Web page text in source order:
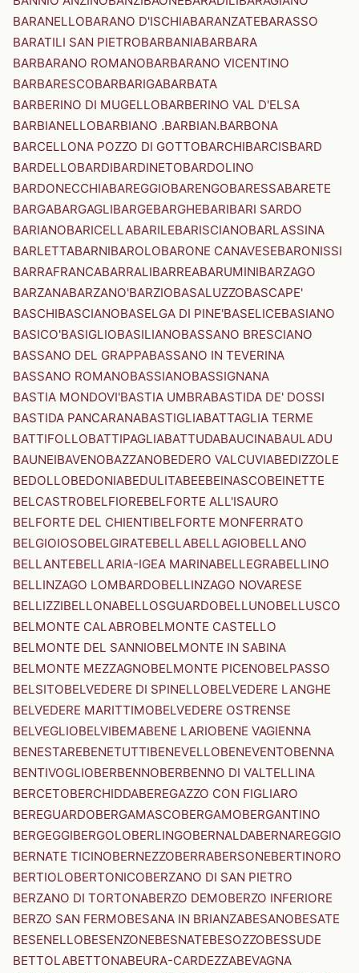
BARANELLOBARANO D'ISCHIABARANZATEBARASSO
BARATILI SAN PIETROBARBANIABARBARA
BARBARANO ROMANOBARBARANO VICENTINO
BARBARESCOBARBARIGABARBATA
BARBERINO DI MUGELLOBARBERINO VAL D'ELSA
BARBIANELLOBARBIANO .BARBIAN.BARBONA
BARCELLONA POZZO DI GOTTOBARCHIBARCISBARD
BARDELLOBARDIBARDINETOBARDOLINO
BARDONECCHIABAREGGIOBARENGOBARESSABARETE
BARGABARGAGLIBARGEBARGHEBARIBARI SARDO
BARIANOBARICELLABARILEBARISCIANOBARLASSINA
BARLETTABARNIBAROLOBARONE CANAVESEBARONISSI
BARRAFRANCABARRALIBARREABARUMINIBARZAGO
BARZANABARZANO'BARZIOBASALUZZOBASCAPE'
BASCHIBASCIANOBASELGA DI PINE'BASELICEBASIANO
BASICO'BASIGLIOBASILIANOBASSANO BRESCIANO
BASSANO DEL GRAPPABASSANO IN TEVERINA
BASSANO ROMANOBASSIANOBASSIGNANA
BASTIA MONDOVI'BASTIA UMBRABASTIDA DE' DOSSI
BASTIDA PANCARANABASTIGLIABATTAGLIA TERME
BATTIFOLLOBATTIPAGLIABATTUDABAUCINABAULADU
BAUNEIBAVENOBAZZANOBEDERO VALCUVIABEDIZZOLE
BEDOLLOBEDONIABEDULITABEEBEINASCOBEINETTE
BELCASTROBELFIOREBELFORTE ALL'ISAURO
BELFORTE DEL CHIENTIBELFORTE MONFERRATO
BELGIOIOSOBELGIRATEBELLABELLAGIOBELLANO
BELLANTEBELLARIA-IGEA MARINABELLEGRABELLINO
BELLINZAGO LOMBARDOBELLINZAGO NOVARESE
BELLIZZIBELLONABELLOSGUARDOBELLUNOBELLUSCO
BELMONTE CALABROBELMONTE CASTELLO
BELMONTE DEL SANNIOBELMONTE IN SABINA
BELMONTE MEZZAGNOBELMONTE PICENOBELPASSO
BELSITOBELVEDERE DI SPINELLOBELVEDERE LANGHE
BELVEDERE MARITTIMOBELVEDERE OSTRENSE
BELVEGLIOBELVIBEMABENE LARIOBENE VAGIENNA
BENESTAREBENETUTTIBENEVELLOBENEVENTOBENNA
BENTIVOGLIOBERBENNOBERBENNO DI VALTELLINA
BERCETOBERCHIDDABEREGAZZO CON FIGLIARO
BEREGUARDOBERGAMASCOBERGAMOBERGANTINO
BERGEGGIBERGOLOBERLINGOBERNALDABERNAREGGIO
BERNATE TICINOBERNEZZOBERRABERSONEBERTINORO
BERTIOLOBERTONICOBERZANO DI SAN PIETRO
BERZANO DI TORTONABERZO DEMOBERZO INFERIORE
BERZO SAN FERMOBESANA IN BRIANZABESANOBESATE
BESENELLOBESENZONEBESNATEBESOZZOBESSUDE
BETTOLABETTONABEURA-CARDEZZABEVAGNA